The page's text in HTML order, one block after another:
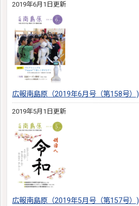
2019年6月1日更新
広報南島原（2019年6月号（第158号）)
2019年5月1日更新
広報南島原（2019年5月号（第157号）)